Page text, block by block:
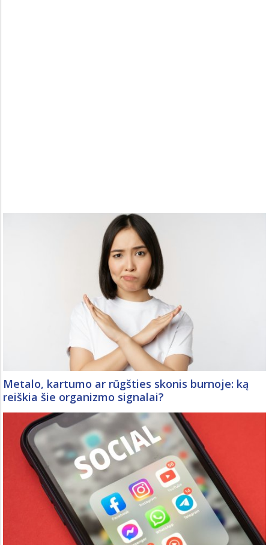
Metalo, kartumo ar rūgšties skonis burnoje: ką
reiškia šie organizmo signalai?